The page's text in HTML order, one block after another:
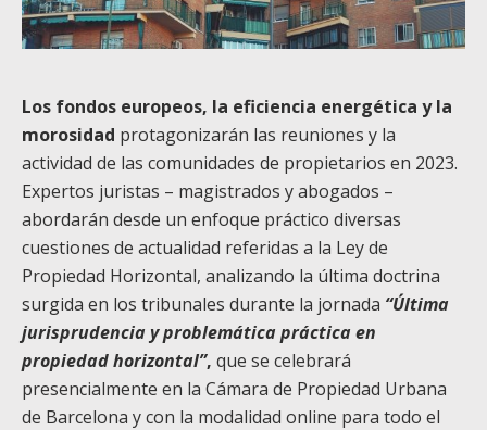
Los fondos europeos, la eficiencia energética y la
morosidad protagonizarán las reuniones y la
actividad de las comunidades de propietarios en 2023.
Expertos juristas – magistrados y abogados –
abordarán desde un enfoque práctico diversas
cuestiones de actualidad referidas a la Ley de
Propiedad Horizontal, analizando la última doctrina
surgida en los tribunales durante la jornada “Última
jurisprudencia y problemática práctica en
propiedad horizontal”, que se celebrará
presencialmente en la Cámara de Propiedad Urbana
de Barcelona y con la modalidad online para todo el